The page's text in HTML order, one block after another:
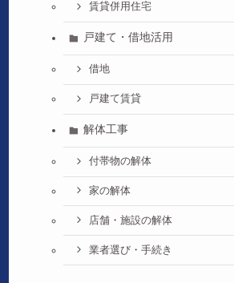
賃貸併用住宅
戸建て・借地活用
借地
戸建て賃貸
解体工事
付帯物の解体
家の解体
店舗・施設の解体
業者選び・手続き